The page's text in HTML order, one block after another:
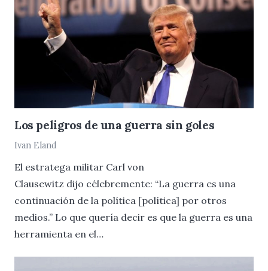
Los peligros de una guerra sin goles
Ivan Eland
El estratega militar Carl von
Clausewitz dijo célebremente: “La guerra es una
continuación de la política [política] por otros
medios.” Lo que quería decir es que la guerra es una
herramienta en el…